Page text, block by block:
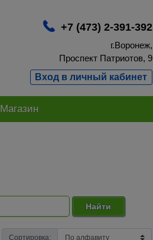
+7 (473) 2-391-392
г.Воронеж,
Проспект Патриотов, 9
Вход в личный кабинет
Магазин
Найти
Сортировка: